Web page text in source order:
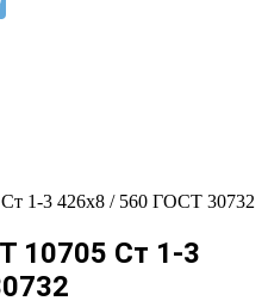
1-3 426x8 / 560 ГОСТ 30732
10705 Ст 1-3